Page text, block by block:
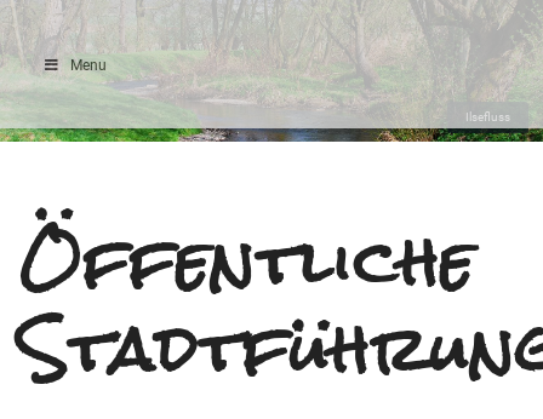
Menu
Ilsefluss
Öffentliche